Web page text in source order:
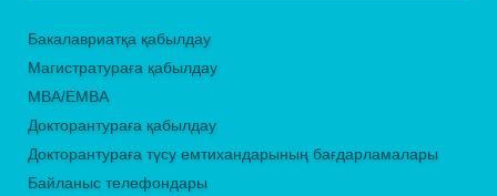
Бакалавриатқа қабылдау
Магистратураға қабылдау
MBA/EMBA
Докторантураға қабылдау
Докторантураға түсу емтихандарының бағдарламалары
Байланыс телефондары